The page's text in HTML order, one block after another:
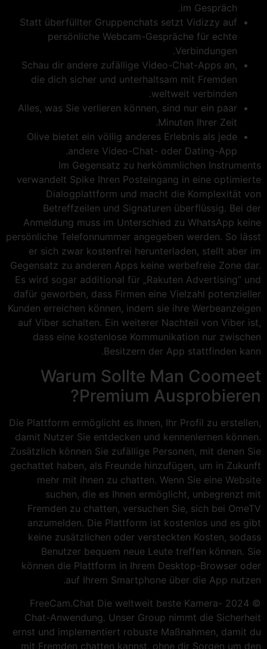
im Gespräch.
Statt überfüllter Gruppenchats setzt Vidizzy auf
persönliche Webcam-Gespräche für echte
Verbindungen.
Schau dir andere zufällige Video-Chat-Apps an,
die dich sicher und unterhaltsam mit Fremden
weltweit verbinden.
Alles, was Sie verlieren können, sind nur ein paar
Minuten Ihrer Zeit.
Olive bietet ein völlig anderes Erlebnis als jede
andere Video-Chat- oder Dating-App.
Im Gegensatz zu herkömmlichen Instruments
verwandelt Spike Ihren Posteingang in eine optimierte
Dialogplattform und macht die Komplexität von
Betreffzeilen und Signaturen überflüssig. Bei der
Anmeldung muss im Unterschied zu WhatsApp keine
persönliche Telefonnummer angegeben werden. So lässt
er sich zwar kostenfrei herunterladen, stellt aber im
Gegensatz zu anderen Apps keine werbefreie Zone dar.
Es wird sogar additional für „Rakuten Advertising“ und
dafür geworben, dass Firmen eine Vielzahl potenzieller
Kunden erreichen können, indem sie ihre Werbeanzeigen
auf Viber schalten. Ein weiterer Nachteil von Viber ist,
dass eine kostenlose Kommunikation nur zwischen
Besitzern der App stattfinden kann.
Warum Sollte Man Coomeet
Premium Ausprobieren?
Die Plattform ermöglicht es Ihnen, Ihr Profil zu erstellen,
damit Nutzer Sie entdecken und kennenlernen können.
Zusätzlich können Sie zufällige Personen, mit denen Sie
gechattet haben, als Freunde hinzufügen, um in Zukunft
mehr mit ihnen zu chatten. Wenn Sie eine Website
suchen, die es Ihnen ermöglicht, unbegrenzt mit
Fremden zu chatten, versuchen Sie, sich bei OmeTV
anzumelden. Die Plattform ist kostenlos und es gibt
keine zusätzlichen oder versteckten Kosten, sodass
Benutzer bequem neue Leute treffen können. Sie
können die Plattform in Ihrem Desktop-Browser oder
auf Ihrem Smartphone über die App nutzen.
© 2024 FreeCam.Chat Die weltweit beste Kamera-
Chat-Anwendung. Unser Group nimmt die Sicherheit
ernst und implementiert robuste Maßnahmen, damit du
mit Fremden chatten kannst, ohne dir Sorgen um den